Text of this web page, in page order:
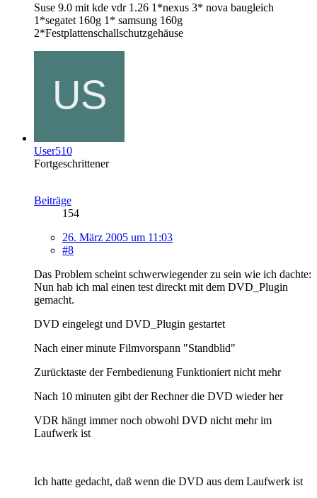
Suse 9.0 mit kde vdr 1.26 1*nexus 3* nova baugleich
1*segatet 160g 1* samsung 160g
2*Festplattenschallschutzgehäuse
User510
Fortgeschrittener
Beiträge
154
26. März 2005 um 11:03
#8
Das Problem scheint schwerwiegender zu sein wie ich dachte:
Nun hab ich mal einen test direckt mit dem DVD_Plugin
gemacht.
DVD eingelegt und DVD_Plugin gestartet
Nach einer minute Filmvorspann "Standblid"
Zurücktaste der Fernbedienung Funktioniert nicht mehr
Nach 10 minuten gibt der Rechner die DVD wieder her
VDR hängt immer noch obwohl DVD nicht mehr im
Laufwerk ist
Ich hatte gedacht, daß wenn die DVD aus dem Laufwerk ist